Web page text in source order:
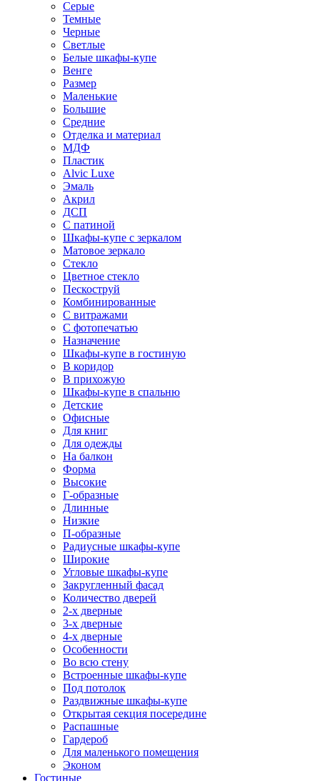
Серые
Темные
Черные
Светлые
Белые шкафы-купе
Венге
Размер
Маленькие
Большие
Средние
Отделка и материал
МДФ
Пластик
Alvic Luxe
Эмаль
Акрил
ДСП
С патиной
Шкафы-купе с зеркалом
Матовое зеркало
Стекло
Цветное стекло
Пескоструй
Комбинированные
С витражами
С фотопечатью
Назначение
Шкафы-купе в гостиную
В коридор
В прихожую
Шкафы-купе в спальню
Детские
Офисные
Для книг
Для одежды
На балкон
Форма
Высокие
Г-образные
Длинные
Низкие
П-образные
Радиусные шкафы-купе
Широкие
Угловые шкафы-купе
Закругленный фасад
Количество дверей
2-х дверные
3-х дверные
4-х дверные
Особенности
Во всю стену
Встроенные шкафы-купе
Под потолок
Раздвижные шкафы-купе
Открытая секция посередине
Распашные
Гардероб
Для маленького помещения
Эконом
Гостиные